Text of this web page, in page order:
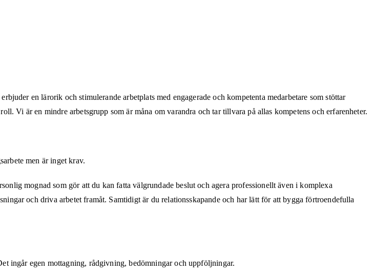
en lärorik och stimulerande arbetplats med engagerade och kompetenta medarbetare som stöttar
Vi är en mindre arbetsgrupp som är måna om varandra och tar tillvara på allas kompetens och erfarenheter.
men är inget krav.
mognad som gör att du kan fatta välgrundade beslut och agera professionellt även i komplexa
och driva arbetet framåt. Samtidigt är du relationsskapande och har lätt för att bygga förtroendefulla
ingår egen mottagning, rådgivning, bedömningar och uppföljningar.